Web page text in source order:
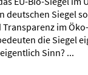
deutschen Siegel
im
die Siegel
Sinn? ...